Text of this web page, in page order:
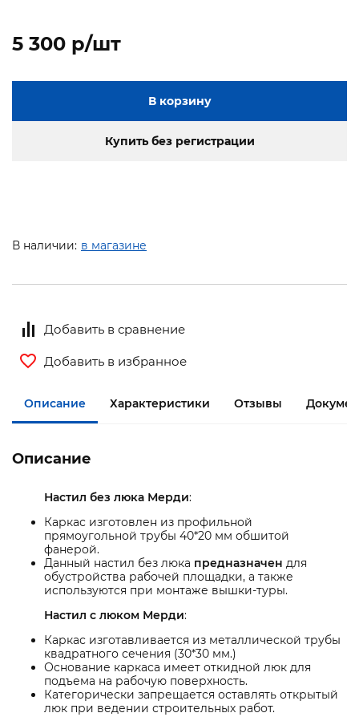
5 300 p/шт
В корзину
Купить без регистрации
В наличии: в магазине
Добавить в сравнение
Добавить в избранное
Описание Характеристики Отзывы
Описание
Настил без люка Мерди:
Каркас изготовлен из профильной
прямоугольной трубы 40*20 мм обшитой
фанерой.
Данный настил без люка предназначен для
обустройства рабочей площадки, а также
используются при монтаже вышки-туры.
Настил с люком Мерди:
Каркас изготавливается из металлической трубы
квадратного сечения (30*30 мм.)
Основание каркаса имеет откидной люк для
подъема на рабочую поверхность.
Категорически запрещается оставлять открытый
люк при ведении строительных работ.